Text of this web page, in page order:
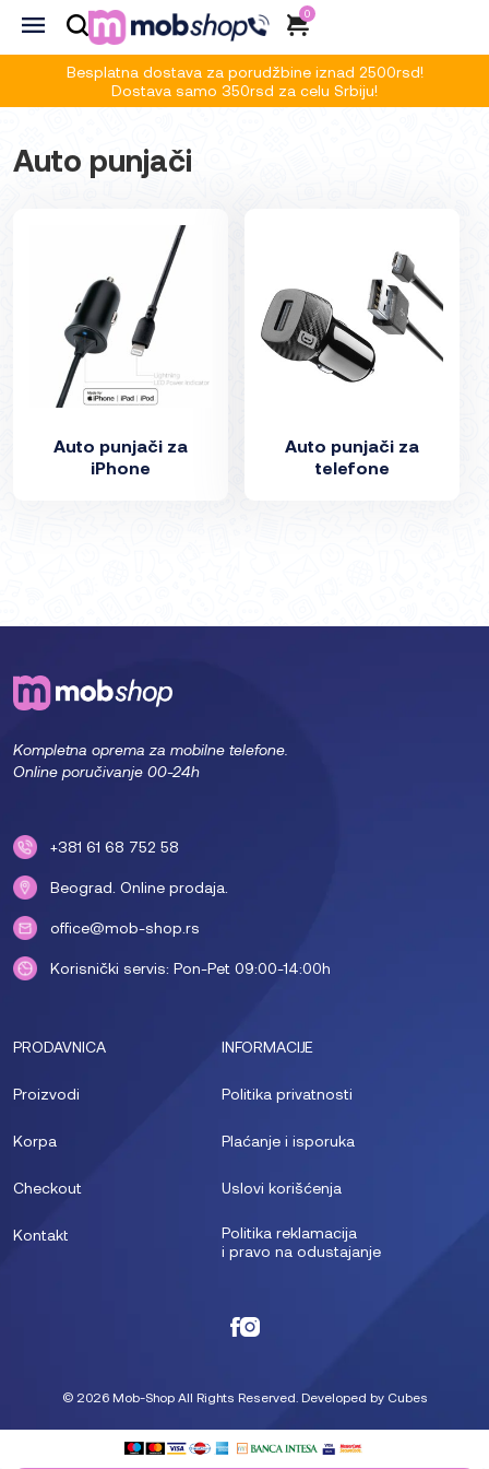
0
Besplatna dostava za porudžbine iznad 2500rsd!
Dostava samo 350rsd za celu Srbiju!
Auto punjači
Auto punjači za
iPhone
Auto punjači za
telefone
Kompletna oprema za mobilne telefone.
Online poručivanje 00-24h
+381 61 68 752 58
Beograd. Online prodaja.
office@mob-shop.rs
Korisnički servis: Pon-Pet 09:00-14:00h
PRODAVNICA
Proizvodi
Korpa
Checkout
Kontakt
INFORMACIJE
Politika privatnosti
Plaćanje i isporuka
Uslovi korišćenja
Politika reklamacija
i pravo na odustajanje
© 2026 Mob-Shop All Rights Reserved. Developed by Cubes